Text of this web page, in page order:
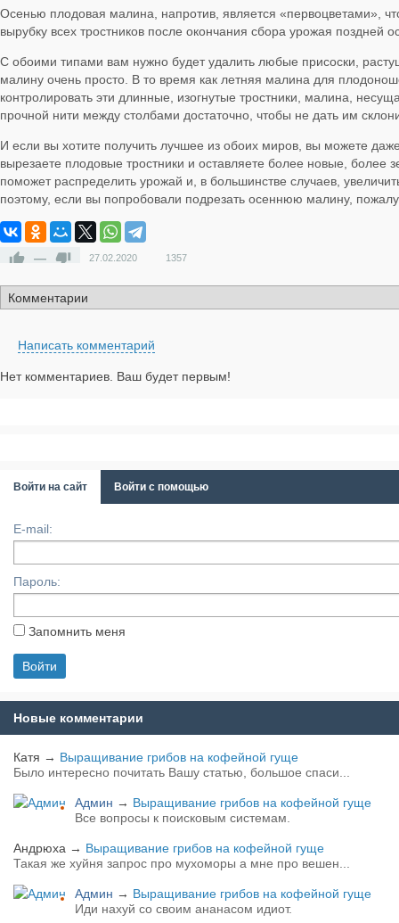
Осенью плодовая малина, напротив, является «первоцветами»,
вырубку всех тростников после окончания сбора урожая поздней
С обоими типами вам нужно будет удалить любые присоски,
малину очень просто. В то время как летняя малина для
контролировать эти длинные, изогнутые тростники, малина,
прочной нити между столбами достаточно, чтобы не дать им
И если вы хотите получить лучшее из обоих миров, вы можете
вырезаете плодовые тростники и оставляете более новые,
поможет распределить урожай и, в большинстве случаев,
поэтому, если вы попробовали подрезать осеннюю малину,
— 27.02.2020 1357
Написать комментарий
Нет комментариев. Ваш будет первым!
Войти на сайт Войти с помощью
E-mail:
Пароль:
Запомнить меня
Новые комментарии
Катя → Выращивание грибов на кофейной гуще
Было интересно почитать Вашу статью, большое спаси...
Админ → Выращивание грибов на кофейной гуще
Все вопросы к поисковым системам.
Андрюха → Выращивание грибов на кофейной гуще
Такая же хуйня запрос про мухоморы а мне про вешен...
Админ → Выращивание грибов на кофейной гуще
Иди нахуй со своим ананасом идиот.